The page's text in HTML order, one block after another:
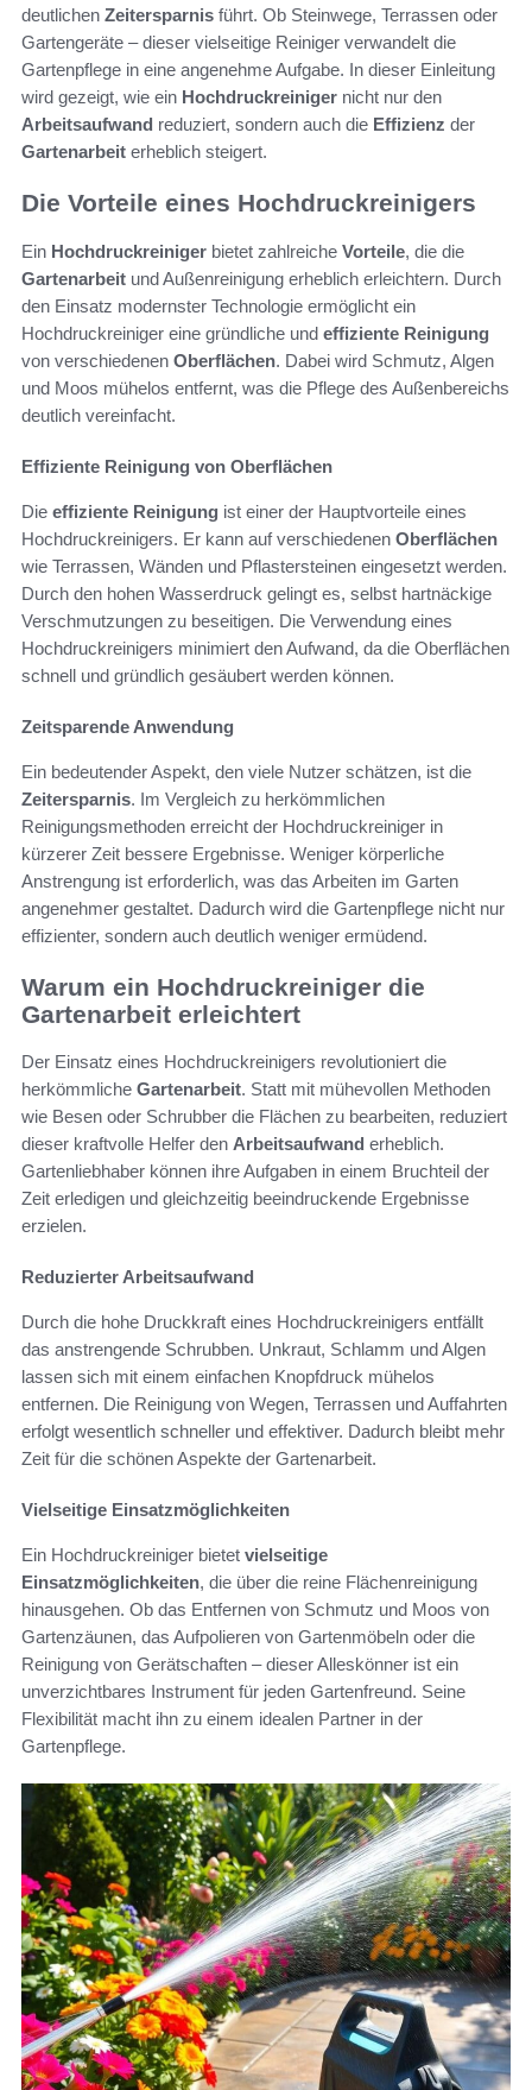
deutlichen Zeitersparnis führt. Ob Steinwege, Terrassen oder
Gartengeräte – dieser vielseitige Reiniger verwandelt die
Gartenpflege in eine angenehme Aufgabe. In dieser Einleitung
wird gezeigt, wie ein Hochdruckreiniger nicht nur den
Arbeitsaufwand reduziert, sondern auch die Effizienz der
Gartenarbeit erheblich steigert.
Die Vorteile eines Hochdruckreinigers
Ein Hochdruckreiniger bietet zahlreiche Vorteile, die die
Gartenarbeit und Außenreinigung erheblich erleichtern. Durch
den Einsatz modernster Technologie ermöglicht ein
Hochdruckreiniger eine gründliche und effiziente Reinigung
von verschiedenen Oberflächen. Dabei wird Schmutz, Algen
und Moos mühelos entfernt, was die Pflege des Außenbereichs
deutlich vereinfacht.
Effiziente Reinigung von Oberflächen
Die effiziente Reinigung ist einer der Hauptvorteile eines
Hochdruckreinigers. Er kann auf verschiedenen Oberflächen
wie Terrassen, Wänden und Pflastersteinen eingesetzt werden.
Durch den hohen Wasserdruck gelingt es, selbst hartnäckige
Verschmutzungen zu beseitigen. Die Verwendung eines
Hochdruckreinigers minimiert den Aufwand, da die Oberflächen
schnell und gründlich gesäubert werden können.
Zeitsparende Anwendung
Ein bedeutender Aspekt, den viele Nutzer schätzen, ist die
Zeitersparnis. Im Vergleich zu herkömmlichen
Reinigungsmethoden erreicht der Hochdruckreiniger in
kürzerer Zeit bessere Ergebnisse. Weniger körperliche
Anstrengung ist erforderlich, was das Arbeiten im Garten
angenehmer gestaltet. Dadurch wird die Gartenpflege nicht nur
effizienter, sondern auch deutlich weniger ermüdend.
Warum ein Hochdruckreiniger die
Gartenarbeit erleichtert
Der Einsatz eines Hochdruckreinigers revolutioniert die
herkömmliche Gartenarbeit. Statt mit mühevollen Methoden
wie Besen oder Schrubber die Flächen zu bearbeiten, reduziert
dieser kraftvolle Helfer den Arbeitsaufwand erheblich.
Gartenliebhaber können ihre Aufgaben in einem Bruchteil der
Zeit erledigen und gleichzeitig beeindruckende Ergebnisse
erzielen.
Reduzierter Arbeitsaufwand
Durch die hohe Druckkraft eines Hochdruckreinigers entfällt
das anstrengende Schrubben. Unkraut, Schlamm und Algen
lassen sich mit einem einfachen Knopfdruck mühelos
entfernen. Die Reinigung von Wegen, Terrassen und Auffahrten
erfolgt wesentlich schneller und effektiver. Dadurch bleibt mehr
Zeit für die schönen Aspekte der Gartenarbeit.
Vielseitige Einsatzmöglichkeiten
Ein Hochdruckreiniger bietet vielseitige
Einsatzmöglichkeiten, die über die reine Flächenreinigung
hinausgehen. Ob das Entfernen von Schmutz und Moos von
Gartenzäunen, das Aufpolieren von Gartenmöbeln oder die
Reinigung von Gerätschaften – dieser Alleskönner ist ein
unverzichtbares Instrument für jeden Gartenfreund. Seine
Flexibilität macht ihn zu einem idealen Partner in der
Gartenpflege.